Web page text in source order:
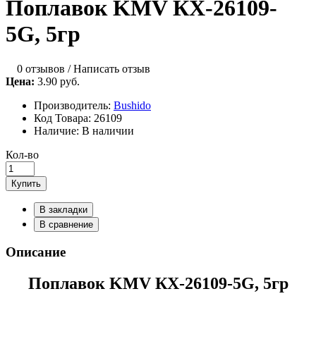
Поплавок KMV КХ-26109-
5G, 5гр
0 отзывов /Написать отзыв
Цена: 3.90 руб.
Производитель: Bushido
Код Товара: 26109
Наличие: В наличии
Кол-во
Купить
В закладки
В сравнение
Описание
Поплавок KMV КХ-26109-5G, 5гр